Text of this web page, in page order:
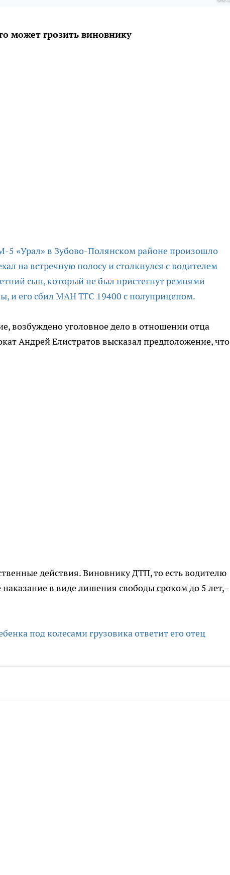
может грозить виновнику
5 «Урал» в Зубово-Полянском районе произошло
на встречную полосу и столкнулся с водителем
сын, который не был пристегнут ремнями
и его сбил МАН ТГС 19400 с полуприцепом.
возбуждено уголовное дело в отношении отца
Андрей Елистратов высказал предположение, что
действия. Виновнику ДТП, то есть водителю
в виде лишения свободы сроком до 5 лет, -
под колесами грузовика ответит его отец